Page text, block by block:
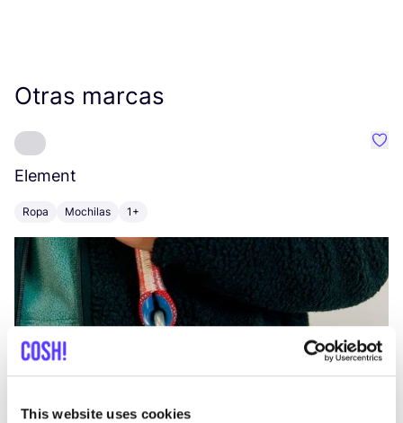
This website uses cookies
Otras marcas
Element
Ropa Mochilas 1+